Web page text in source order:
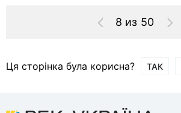
8 из 50
Ця сторінка була корисна? ТАК